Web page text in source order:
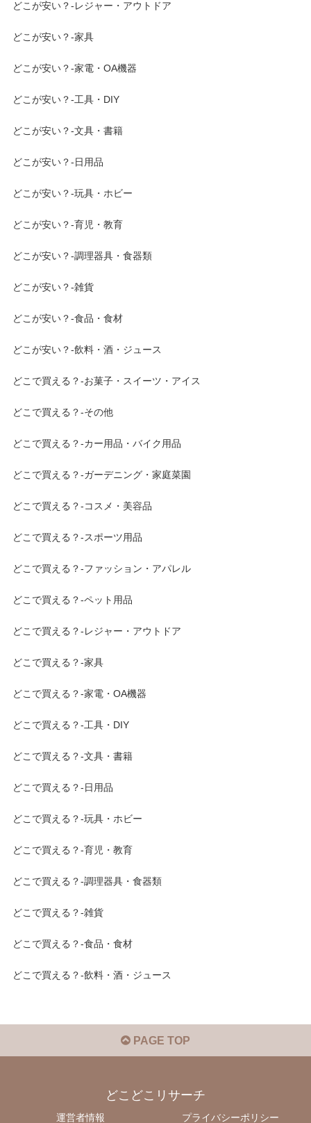
どこが安い？-レジャー・アウトドア
どこが安い？-家具
どこが安い？-家電・OA機器
どこが安い？-工具・DIY
どこが安い？-文具・書籍
どこが安い？-日用品
どこが安い？-玩具・ホビー
どこが安い？-育児・教育
どこが安い？-調理器具・食器類
どこが安い？-雑貨
どこが安い？-食品・食材
どこが安い？-飲料・酒・ジュース
どこで買える？-お菓子・スイーツ・アイス
どこで買える？-その他
どこで買える？-カー用品・バイク用品
どこで買える？-ガーデニング・家庭菜園
どこで買える？-コスメ・美容品
どこで買える？-スポーツ用品
どこで買える？-ファッション・アパレル
どこで買える？-ペット用品
どこで買える？-レジャー・アウトドア
どこで買える？-家具
どこで買える？-家電・OA機器
どこで買える？-工具・DIY
どこで買える？-文具・書籍
どこで買える？-日用品
どこで買える？-玩具・ホビー
どこで買える？-育児・教育
どこで買える？-調理器具・食器類
どこで買える？-雑貨
どこで買える？-食品・食材
どこで買える？-飲料・酒・ジュース
PAGE TOP
どこどこリサーチ
運営者情報 プライバシーポリシー